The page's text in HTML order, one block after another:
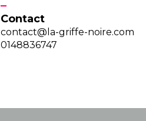
Contact
contact@la-griffe-noire.com
0148836747